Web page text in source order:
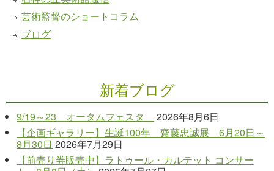
芸術監督のショートコラム
ブログ
新着ブログ
9/19～23 オータムフェスタ
2026年8月6日
【企画ギャラリー】生誕100年 齋藤忠誠展 6月20日～
8月30日 2026年7月29日
【前売り券販売中】ラトゥール・カルテット コンサー